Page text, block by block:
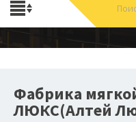
Фабрика
ЛЮКС(Алтей